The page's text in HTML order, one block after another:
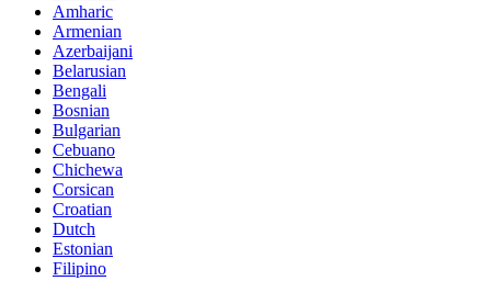
Amharic
Armenian
Azerbaijani
Belarusian
Bengali
Bosnian
Bulgarian
Cebuano
Chichewa
Corsican
Croatian
Dutch
Estonian
Filipino